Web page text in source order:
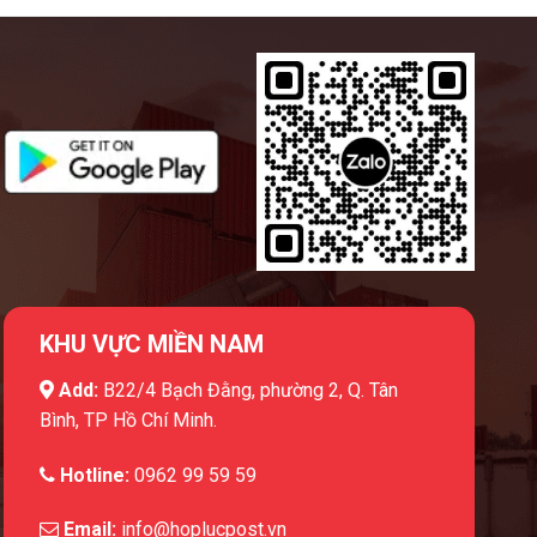
KHU VỰC MIỀN NAM
Add: B22/4 Bạch Đằng, phường 2, Q. Tân
Bình, TP Hồ Chí Minh.
Hotline: 0962 99 59 59
Email: info@hoplucpost.vn